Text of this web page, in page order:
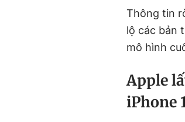
Thông tin
lộ các bản
mô hình
Apple
iPhone